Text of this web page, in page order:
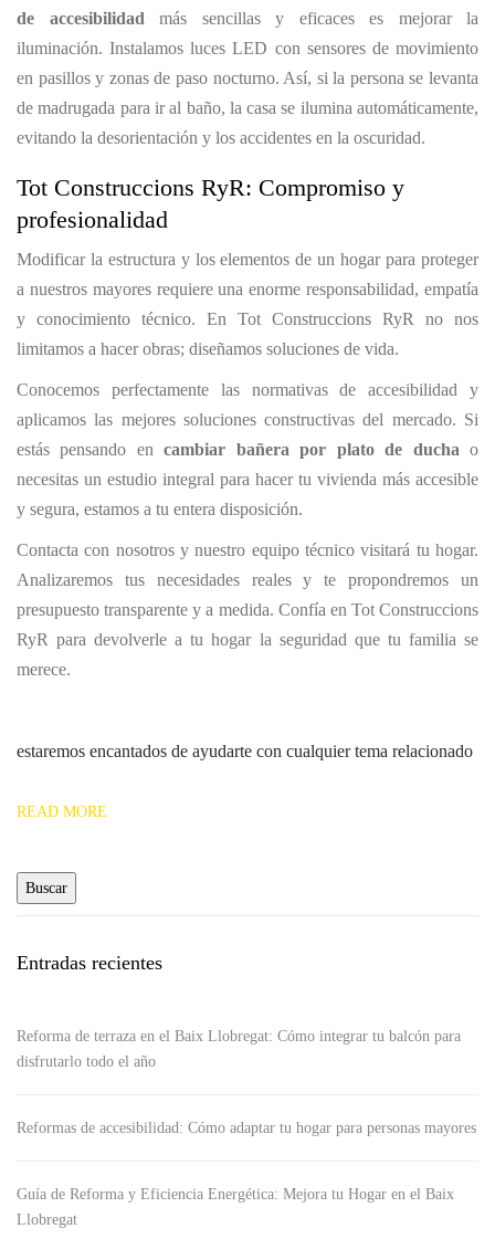
de accesibilidad más sencillas y eficaces es mejorar la
iluminación. Instalamos luces LED con sensores de movimiento
en pasillos y zonas de paso nocturno. Así, si la persona se levanta
de madrugada para ir al baño, la casa se ilumina automáticamente,
evitando la desorientación y los accidentes en la oscuridad.
Tot Construccions RyR: Compromiso y
profesionalidad
Modificar la estructura y los elementos de un hogar para proteger
a nuestros mayores requiere una enorme responsabilidad, empatía
y conocimiento técnico. En Tot Construccions RyR no nos
limitamos a hacer obras; diseñamos soluciones de vida.
Conocemos perfectamente las normativas de accesibilidad y
aplicamos las mejores soluciones constructivas del mercado. Si
estás pensando encambiar bañera por plato de duchao
necesitas un estudio integral para hacer tu vivienda más accesible
y segura, estamos a tu entera disposición.
Contacta con nosotros y nuestro equipo técnico visitará tu hogar.
Analizaremos tus necesidades reales y te propondremos un
presupuesto transparente y a medida. Confía en Tot Construccions
RyR para devolverle a tu hogar la seguridad que tu familia se
merece.
estaremos encantados de ayudarte con cualquier tema relacionado
READ MORE
Entradas recientes
Reforma de terraza en el Baix Llobregat: Cómo integrar tu balcón para
disfrutarlo todo el año
Reformas de accesibilidad: Cómo adaptar tu hogar para personas mayores
Guía de Reforma y Eficiencia Energética: Mejora tu Hogar en el Baix
Llobregat